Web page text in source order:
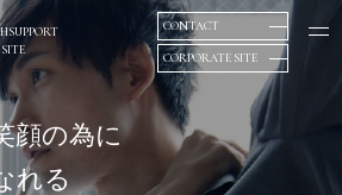
CONTACT
CORPORATE SITE
顔の為に
れる